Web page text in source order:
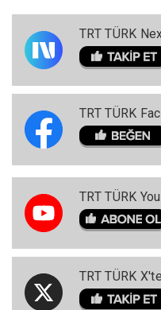
TRT TÜRK
TRT TÜRK
TRT TÜRK
TRT TÜRK X'te